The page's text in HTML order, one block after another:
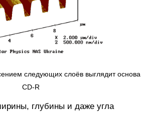
следующих слоёв выглядит основа
CD-R
глубины и даже угла